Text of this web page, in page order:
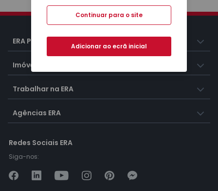
ERA Portugal
Imóveis
Trabalhar na ERA
Agências ERA
Redes Sociais ERA
Siga-nos:
Continuar para o site
Adicionar ao ecrã inicial